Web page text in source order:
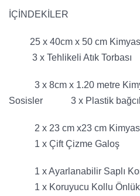
İÇİNDEKİLER
25 x 40cm x 50 cm
3 x Tehlikeli Atık Torbası
3 x 8cm x 1.20 metre
Sosisler 3 x Plastik
2 x 23 cm x23 cm
1 x Çift
1 x Ayarlanabilir
1 x Koruyucu Kollu Önlük